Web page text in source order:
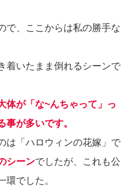
で、ここからは私の勝手な
着いたまま倒れるシーンで
体が「な~んちゃって」っ
事が多いです。
は「ハロウィンの花嫁」で
シーンでしたが、これも公
環でした。